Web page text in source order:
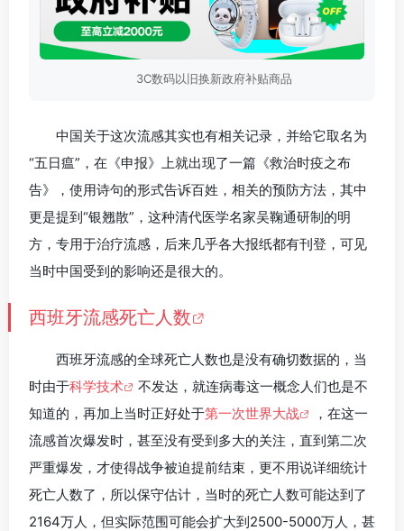
3C数码以旧换新政府补贴商品
中国关于这次流感其实也有相关记录，并给它取名为
“五日瘟”，在《申报》上就出现了一篇《救治时疫之布
告》，使用诗句的形式告诉百姓，相关的预防方法，其中
更是提到“银翘散”，这种清代医学名家吴鞠通研制的明
方，专用于治疗流感，后来几乎各大报纸都有刊登，可见
当时中国受到的影响还是很大的。
西班牙流感死亡人数
西班牙流感的全球死亡人数也是没有确切数据的，当
时由于科学技术
不发达，就连病毒这一概念人们也是不
知道的，再加上当时正好处于第一次世界大战
，在这一
流感首次爆发时，甚至没有受到多大的关注，直到第二次
严重爆发，才使得战争被迫提前结束，更不用说详细统计
死亡人数了，所以保守估计，当时的死亡人数可能达到了
2164万人，但实际范围可能会扩大到2500-5000万人，甚